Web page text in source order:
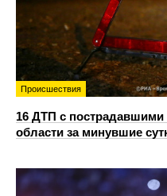
Происшествия
16 ДТП с
области за минувшие